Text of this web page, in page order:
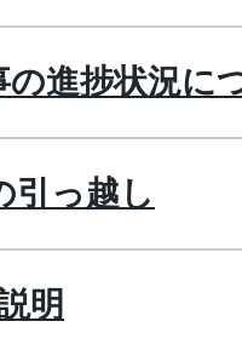
の進捗状況に
引っ越し
明